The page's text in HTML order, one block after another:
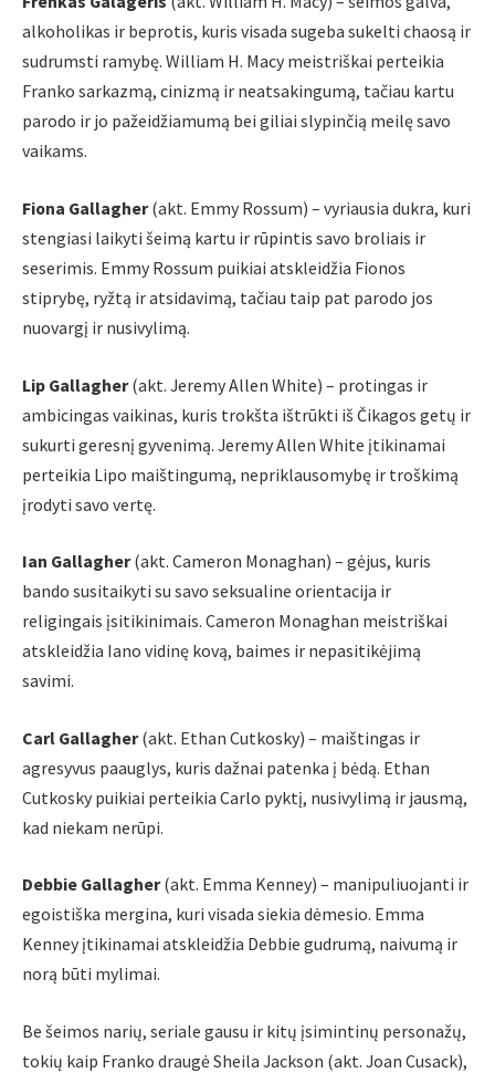
alkoholikas ir beprotis, kuris visada sugeba sukelti chaosą ir
sudrumsti ramybę. William H. Macy meistriškai perteikia
Franko sarkazmą, cinizmą ir neatsakingumą, tačiau kartu
parodo ir jo pažeidžiamumą bei giliai slypinčią meilę savo
vaikams.
Fiona Gallagher(akt. Emmy Rossum) – vyriausia dukra, kuri
stengiasi laikyti šeimą kartu ir rūpintis savo broliais ir
seserimis. Emmy Rossum puikiai atskleidžia Fionos
stiprybę, ryžtą ir atsidavimą, tačiau taip pat parodo jos
nuovargį ir nusivylimą.
Lip Gallagher(akt. Jeremy Allen White) – protingas ir
ambicingas vaikinas, kuris trokšta ištrūkti iš Čikagos getų ir
sukurti geresnį gyvenimą. Jeremy Allen White įtikinamai
perteikia Lipo maištingumą, nepriklausomybę ir troškimą
įrodyti savo vertę.
Ian Gallagher(akt. Cameron Monaghan) – gėjus, kuris
bando susitaikyti su savo seksualine orientacija ir
religingais įsitikinimais. Cameron Monaghan meistriškai
atskleidžia Iano vidinę kovą, baimes ir nepasitikėjimą
savimi.
Carl Gallagher(akt. Ethan Cutkosky) – maištingas ir
agresyvus paauglys, kuris dažnai patenka į bėdą. Ethan
Cutkosky puikiai perteikia Carlo pyktį, nusivylimą ir jausmą,
kad niekam nerūpi.
Debbie Gallagher(akt. Emma Kenney) – manipuliuojanti ir
egoistiška mergina, kuri visada siekia dėmesio. Emma
Kenney įtikinamai atskleidžia Debbie gudrumą, naivumą ir
norą būti mylimai.
Be šeimos narių, seriale gausu ir kitų įsimintinų personažų,
tokių kaip Franko draugė Sheila Jackson (akt. Joan Cusack),